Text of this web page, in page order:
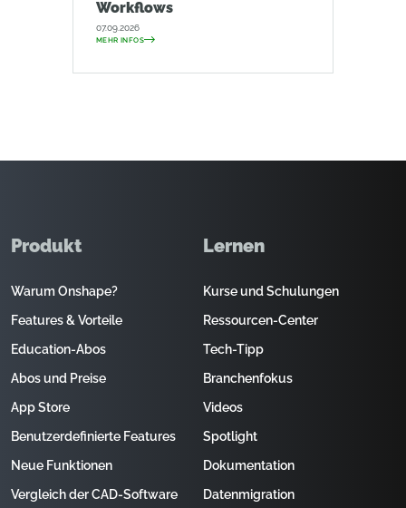
Workflows
07.09.2026
MEHR INFOS
Produkt
Warum Onshape?
Features & Vorteile
Education-Abos
Abos und Preise
App Store
Benutzerdefinierte Features
Neue Funktionen
Vergleich der CAD-Software
Lernen
Kurse und Schulungen
Ressourcen-Center
Tech-Tipp
Branchenfokus
Videos
Spotlight
Dokumentation
Datenmigration